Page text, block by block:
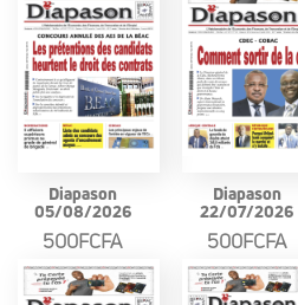
Diapason
05/08/2026
500FCFA
Diapason
22/07/2026
500FCFA